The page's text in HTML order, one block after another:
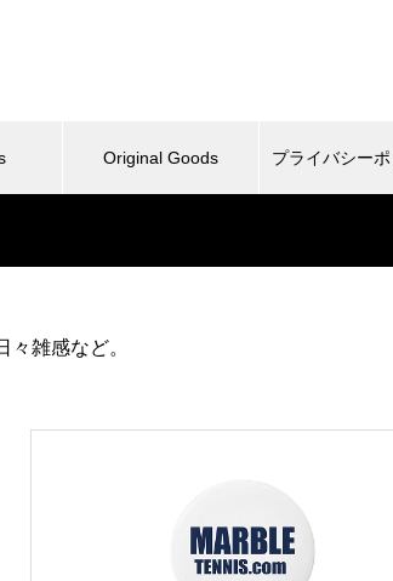
Original Goods プライバシー
ベッドとか、ピックルボー
か。
雑感など。